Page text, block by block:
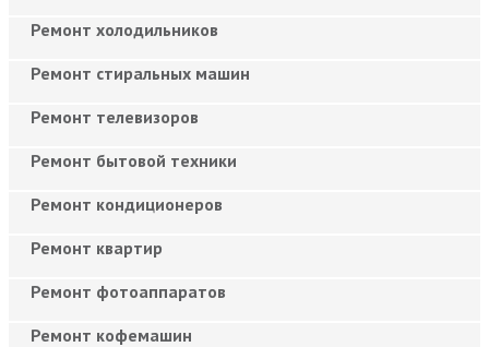
Ремонт холодильников
Ремонт стиральных машин
Ремонт телевизоров
Ремонт бытовой техники
Ремонт кондиционеров
Ремонт квартир
Ремонт фотоаппаратов
Ремонт кофемашин